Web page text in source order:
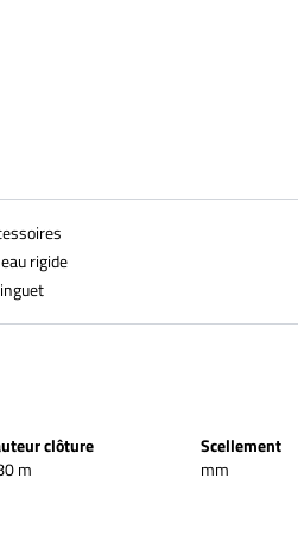
rigide
clôture
m
Scellement
mm